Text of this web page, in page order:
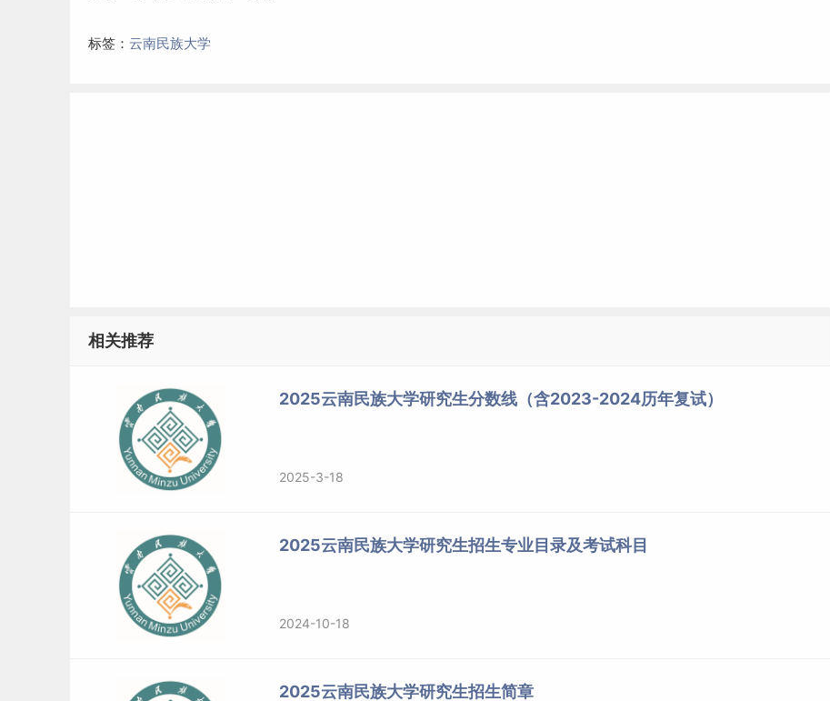
标签： 云南民族大学
相关推荐
2025云南民族大学研究生分数线（含2023-2024历年复试）
2025-3-18
2025云南民族大学研究生招生专业目录及考试科目
2024-10-18
2025云南民族大学研究生招生简章